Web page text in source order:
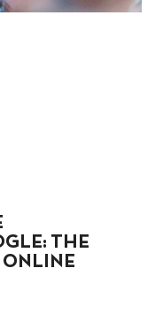
THE
ONLINE